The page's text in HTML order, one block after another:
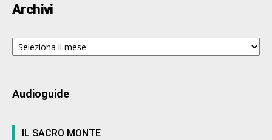
Archivi
Archivi
Audioguide
IL SACRO MONTE